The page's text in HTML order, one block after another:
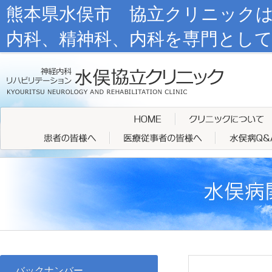
熊本県水俣市 協立クリニック
内科、精神科、内科を専門とし